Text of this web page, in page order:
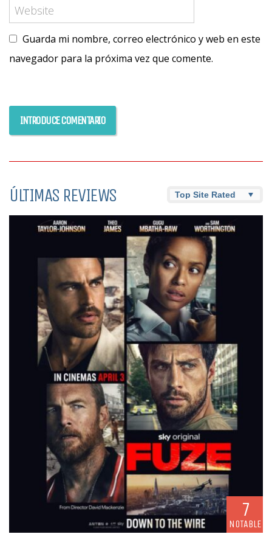
Guarda mi nombre, correo electrónico y web en este
navegador para la próxima vez que comente.
ÚLTIMAS REVIEWS
7
NOTABLE